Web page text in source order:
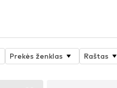
Prekės ženklas Raštas